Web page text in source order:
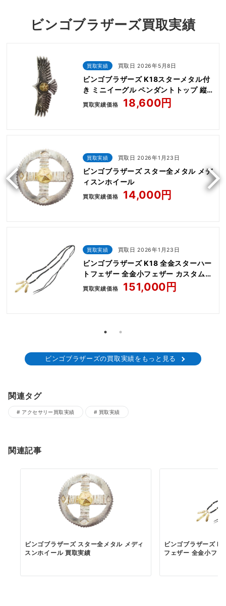
ビンゴブラザーズ買取実績
買取実績 買取日 2026年5月8日
ビンゴブラザーズ K18スターメタル付
き ミニイーグル ペンダントトップ 縦
モデル
買取実績価格 18,600円
買取実績 買取日 2026年1月23日
ビンゴブラザーズ スター全メタル メデ
ィスンホイール
買取実績価格 14,000円
買取実績 買取日 2026年1月23日
ビンゴブラザーズ K18 全金スターハー
トフェザー 全金小フェザー カスタム
ビーズ ペンダント ネックレス
買取実績価格 151,000円
ビンゴブラザーズの買取実績をもっと見る
関連タグ
アクセサリー買取実績 買取実績
関連記事
ビンゴブラザーズ スター全メタル メディ
スンホイール 買取実績
ビンゴブラザーズ
フェザー 全金小フ